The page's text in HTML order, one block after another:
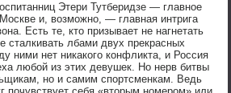
Этери Тутберидзе — главное
и, возможно, — главная интрига
Есть те, кто призывает не нагнетать
сталкивать лбами двух прекрасных
ними нет никакого конфликта, и Россия
любой из этих девушек. Но нерв битвы
но и самим спортсменкам. Ведь